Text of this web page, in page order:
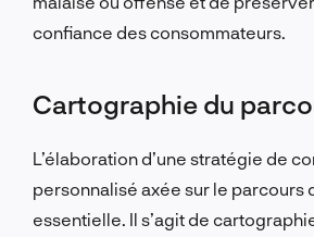
confiance des consommateurs.
Cartographie du
L’élaboration d’une stratégie de
personnalisé axée sur le parcours
essentielle. Il s’agit de